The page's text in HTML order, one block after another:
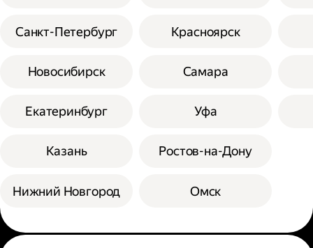
Санкт-Петербург
Новосибирск
Екатеринбург
Казань
Нижний Новгород
Красноярск
Самара
Уфа
Ростов-на-Дону
Омск